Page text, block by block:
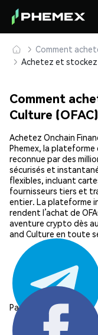
Comment
Comment
Culture
Achetez Onchain
Phemex, la
reconnue par des
sécurisés et
flexibles, incluant
fournisseurs tiers et
entier. La plateforme
rendent l’achat de
aventure crypto dès
and Culture en toute
Partager: